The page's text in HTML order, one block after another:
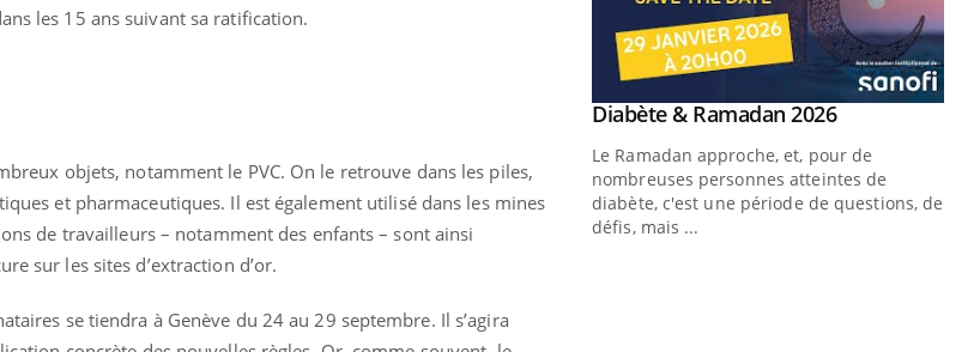
les 15 ans suivant sa ratification.
objets, notamment le PVC. On le retrouve dans les piles,
et pharmaceutiques. Il est également utilisé dans les mines
de travailleurs – notamment des enfants – sont ainsi
sur les sites d’extraction d’or.
se tiendra à Genève du 24 au 29 septembre. Il s’agira
des Mains : se
!
lui, un tout nouveau
plage, piscine,
plein air… Nos mains
Youtube
Diabète & Ramadan 2026Youtube
Le Ramadan approche, et, pour de
nombreuses personnes atteintes de
diabète, c'est une période de questions, de
défis, mais ...